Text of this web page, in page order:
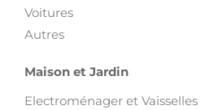
Voitures
Autres
Maison et Jardin
Electroménager et Vaisselles